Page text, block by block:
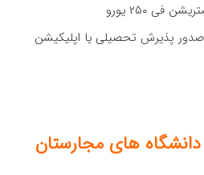
فی ۲۵۰ یورو
پذیرش تحصیلی یا اپلیکیشن
دانشگاه های مجارستان